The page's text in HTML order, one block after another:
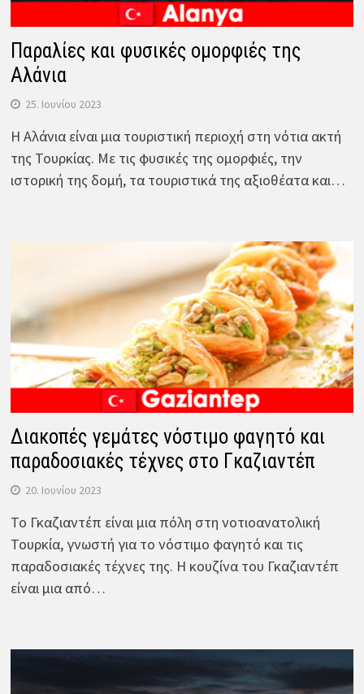
Παραλίες και φυσικές ομορφιές της
Αλάνια
25. Ιουνίου 2023
Η Αλάνια είναι μια τουριστική περιοχή στη νότια ακτή
της Τουρκίας. Με τις φυσικές της ομορφιές, την
ιστορική της δομή, τα τουριστικά της αξιοθέατα και…
Διακοπές γεμάτες νόστιμο φαγητό και
παραδοσιακές τέχνες στο Γκαζιαντέπ
20. Ιουνίου 2023
Το Γκαζιαντέπ είναι μια πόλη στη νοτιοανατολική
Τουρκία, γνωστή για το νόστιμο φαγητό και τις
παραδοσιακές τέχνες της. Η κουζίνα του Γκαζιαντέπ
είναι μια από…